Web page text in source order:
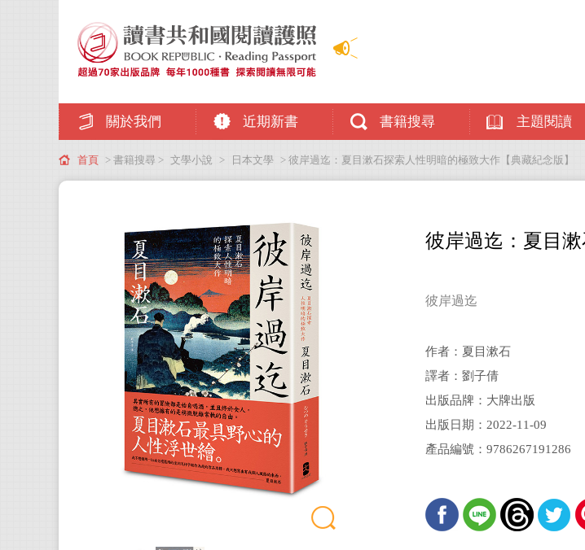
關於我們 近期新書 書籍搜尋 主題閱讀
首頁 > 書籍搜尋 > 文學小說 > 日本文學 > 彼岸過迄：夏目漱石探索人性明暗的極致大作【典藏紀念版】
彼岸過迄：夏目
彼岸過迄
作者：夏目漱石
譯者：劉子倩
出版品牌：大牌出版
出版日期：2022-11-09
產品編號：9786267191286